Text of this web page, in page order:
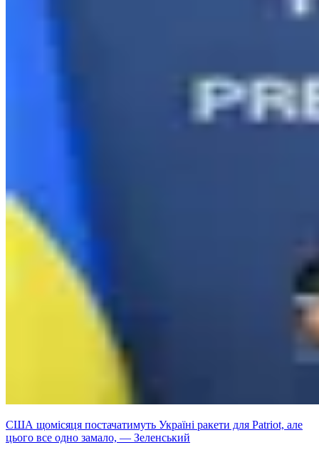
США щомісяця постачатимуть Україні ракети для Patriot, але
цього все одно замало, — Зеленський